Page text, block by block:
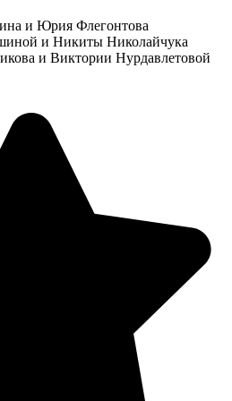
и Юрия Флегонтова
и Никиты Николайчука
и Виктории Нурдавлетовой